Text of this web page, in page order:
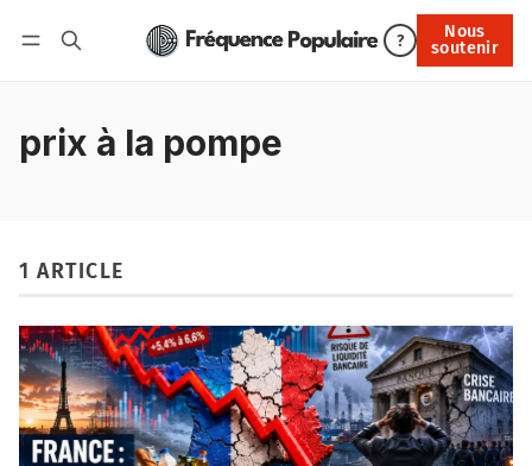
?
Nous
soutenir
Nous soutenir
prix à la pompe
1 ARTICLE